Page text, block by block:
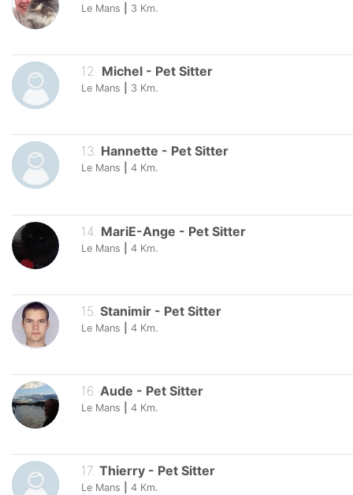
Le Mans 3 Km.
12. Michel - Pet Sitter
Le Mans 3 Km.
13. Hannette - Pet Sitter
Le Mans 4 Km.
14 MariE-Ange - Pet Sitter
Le Mans 4 Km.
15 Stanimir - Pet Sitter
Le Mans 4 Km.
16 Aude - Pet Sitter
Le Mans 4 Km.
17. Thierry - Pet Sitter
Le Mans 4 Km.